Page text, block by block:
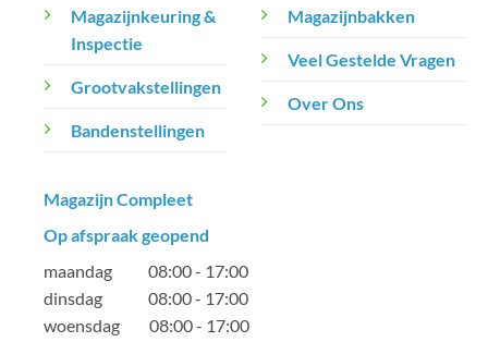
Magazijnkeuring &
Inspectie
Grootvakstellingen
Bandenstellingen
Magazijnbakken
Veel Gestelde Vragen
Over Ons
Magazijn Compleet
Op afspraak geopend
maandag 08:00 - 17:00
dinsdag 08:00 - 17:00
woensdag 08:00 - 17:00